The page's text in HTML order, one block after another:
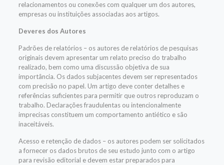
relacionamentos ou conexões com qualquer um dos autores,
empresas ou instituições associadas aos artigos.
Deveres dos Autores
Padrões de relatórios – os autores de relatórios de pesquisas
originais devem apresentar um relato preciso do trabalho
realizado, bem como uma discussão objetiva de sua
importância. Os dados subjacentes devem ser representados
com precisão no papel. Um artigo deve conter detalhes e
referências suficientes para permitir que outros reproduzam o
trabalho. Declarações fraudulentas ou intencionalmente
imprecisas constituem um comportamento antiético e são
inaceitáveis.
Acesso e retenção de dados – os autores podem ser solicitados
a fornecer os dados brutos de seu estudo junto com o artigo
para revisão editorial e devem estar preparados para